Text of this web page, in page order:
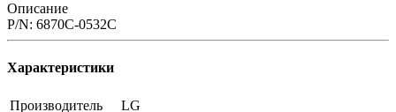
Описание
P/N: 6870C-0532C
Характеристики
Производитель LG